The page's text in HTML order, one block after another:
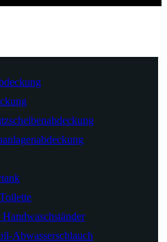
Handwaschständer
Abwasserschlauch